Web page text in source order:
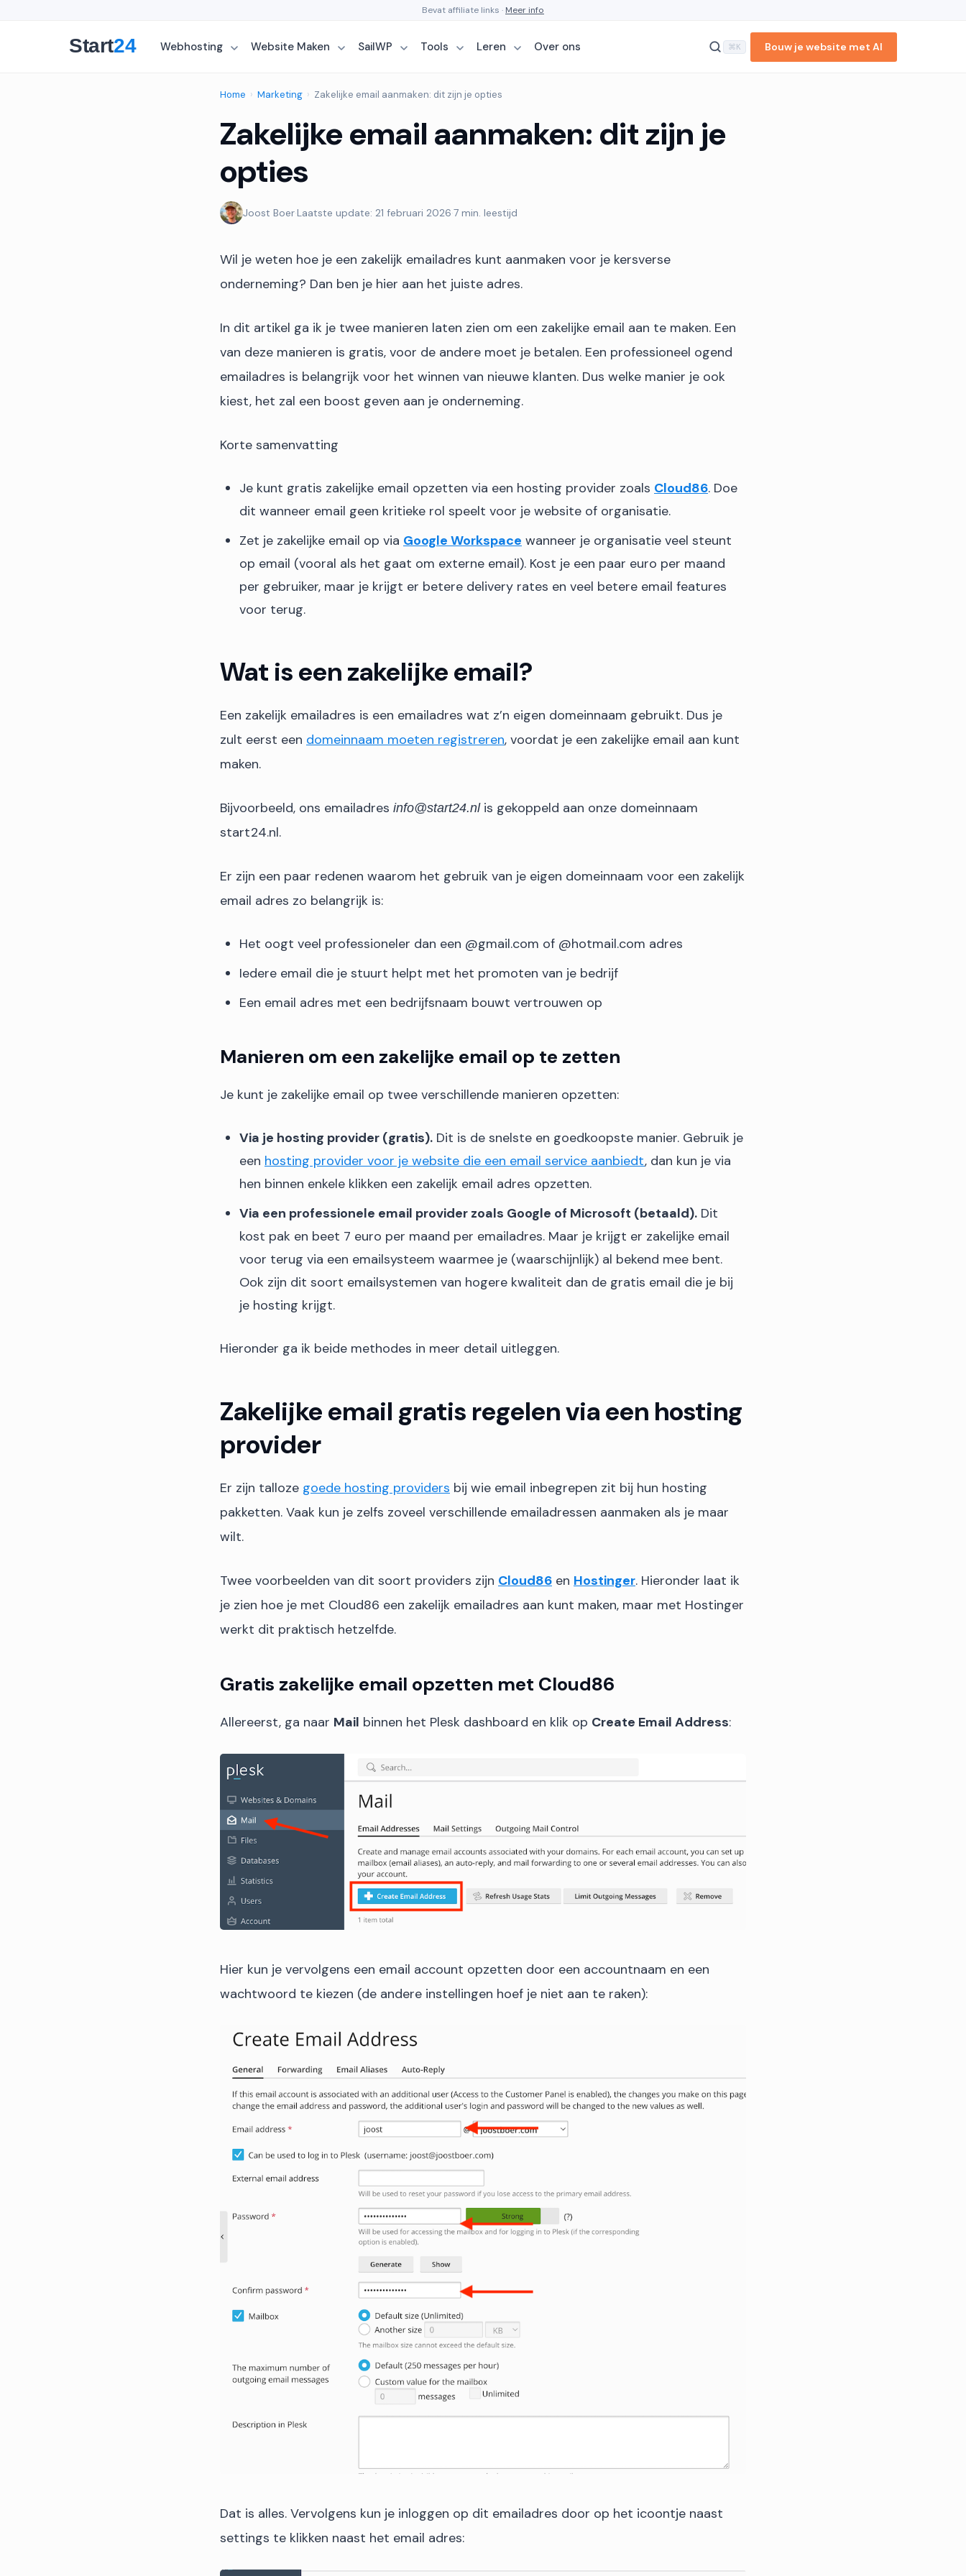
Bevat affiliate links · Meer info
Webhosting Website Maken SailWP Tools Leren Over ons ⌘K Bouw je website met AI
Home › Marketing › Zakelijke email aanmaken: dit zijn je opties
Zakelijke email aanmaken: dit zijn je
opties
Joost Boer·Laatste update: 21 februari 2026·7 min. leestijd
Wil je weten hoe je een zakelijk emailadres kunt aanmaken voor je kersverse
onderneming? Dan ben je hier aan het juiste adres.
In dit artikel ga ik je twee manieren laten zien om een zakelijke email aan te maken. Een
van deze manieren is gratis, voor de andere moet je betalen. Een professioneel ogend
emailadres is belangrijk voor het winnen van nieuwe klanten. Dus welke manier je ook
kiest, het zal een boost geven aan je onderneming.
Korte samenvatting
Je kunt gratis zakelijke email opzetten via een hosting provider zoals Cloud86. Doe
dit wanneer email geen kritieke rol speelt voor je website of organisatie.
Zet je zakelijke email op via Google Workspace wanneer je organisatie veel steunt
op email (vooral als het gaat om externe email). Kost je een paar euro per maand
per gebruiker, maar je krijgt er betere delivery rates en veel betere email features
voor terug.
Wat is een zakelijke email?
Een zakelijk emailadres is een emailadres wat z’n eigen domeinnaam gebruikt. Dus je
zult eerst een domeinnaam moeten registreren, voordat je een zakelijke email aan kunt
maken.
Bijvoorbeeld, ons emailadres info@start24.nlis gekoppeld aan onze domeinnaam
start24.nl.
Er zijn een paar redenen waarom het gebruik van je eigen domeinnaam voor een zakelijk
email adres zo belangrijk is:
Het oogt veel professioneler dan een @gmail.com of @hotmail.com adres
Iedere email die je stuurt helpt met het promoten van je bedrijf
Een email adres met een bedrijfsnaam bouwt vertrouwen op
Manieren om een zakelijke email op te zetten
Je kunt je zakelijke email op twee verschillende manieren opzetten:
Via je hosting provider (gratis). Dit is de snelste en goedkoopste manier. Gebruik je
een hosting provider voor je website die een email service aanbiedt, dan kun je via
hen binnen enkele klikken een zakelijk email adres opzetten.
Via een professionele email provider zoals Google of Microsoft (betaald). Dit
kost pak en beet 7 euro per maand per emailadres. Maar je krijgt er zakelijke email
voor terug via een emailsysteem waarmee je (waarschijnlijk) al bekend mee bent.
Ook zijn dit soort emailsystemen van hogere kwaliteit dan de gratis email die je bij
je hosting krijgt.
Hieronder ga ik beide methodes in meer detail uitleggen.
Zakelijke email gratis regelen via een hosting
provider
Er zijn talloze goede hosting providers bij wie email inbegrepen zit bij hun hosting
pakketten. Vaak kun je zelfs zoveel verschillende emailadressen aanmaken als je maar
wilt.
Twee voorbeelden van dit soort providers zijn Cloud86 en Hostinger. Hieronder laat ik
je zien hoe je met Cloud86 een zakelijk emailadres aan kunt maken, maar met Hostinger
werkt dit praktisch hetzelfde.
Gratis zakelijke email opzetten met Cloud86
Allereerst, ga naar Mail binnen het Plesk dashboard en klik op Create Email Address:
Hier kun je vervolgens een email account opzetten door een accountnaam en een
wachtwoord te kiezen (de andere instellingen hoef je niet aan te raken):
Dat is alles. Vervolgens kun je inloggen op dit emailadres door op het icoontje naast
settings te klikken naast het email adres: